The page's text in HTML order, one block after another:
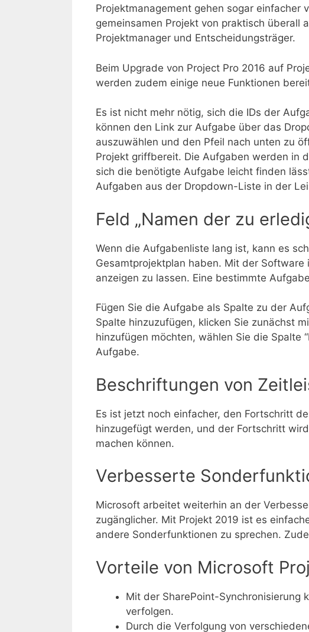
Projektmanagement gehen sogar einfacher
gemeinsamen Projekt von praktisch überall
Projektmanager und Entscheidungsträger.
Beim Upgrade von Project Pro 2016 auf
werden zudem einige neue Funktionen
Es ist nicht mehr nötig, sich die IDs der
können den Link zur Aufgabe über das
auszuwählen und den Pfeil nach unten zu
Projekt griffbereit. Die Aufgaben werden in
sich die benötigte Aufgabe leicht finden
Aufgaben aus der Dropdown-Liste in der
Feld „Namen der zu
Wenn die Aufgabenliste lang ist, kann es
Gesamtprojektplan haben. Mit der
anzeigen zu lassen. Eine bestimmte
Fügen Sie die Aufgabe als Spalte zu der
Spalte hinzuzufügen, klicken Sie zunächst
hinzufügen möchten, wählen Sie die Spalte
Aufgabe.
Beschriftungen von
Es ist jetzt noch einfacher, den Fortschritt
hinzugefügt werden, und der Fortschritt
machen können.
Verbesserte
Microsoft arbeitet weiterhin an der
zugänglicher. Mit Projekt 2019 ist es
andere Sonderfunktionen zu sprechen.
Vorteile von Microsoft
Mit der SharePoint-Synchronisierung
verfolgen.
Durch die Verfolgung von